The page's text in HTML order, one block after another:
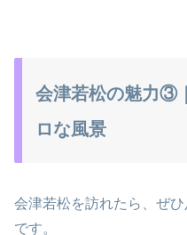
会津若松の魅力③
ロな風景
会津若松を訪れたら、ぜ
です。